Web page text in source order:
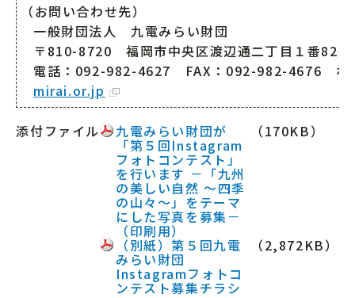
（お問い合わせ先）
一般財団法人 九電みらい財団
〒810-8720 福岡市中央区渡辺通二丁目１番82号
電話：092-982-4627 FAX：092-982-4676 ホ
mirai.or.jp
添付ファイル 九電みらい財団が
「第５回Instagram
フォトコンテスト」
を行います －「九州
の美しい自然 ～四季
の山々～」をテーマ
にした写真を募集－
（印刷用）
（170KB）
（別紙）第５回九電
みらい財団
Instagramフォトコ
ンテスト募集チラシ
（2,872KB）